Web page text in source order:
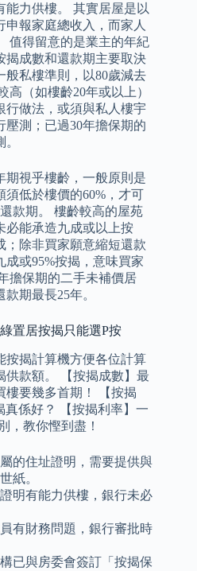
力供樓。 其實居屋是以
申報家庭總收入，而家人
值得留意的是業主的年紀
揭成數和還款期主要取決
般私樓準則，以80歲減去
（如樓齡20年或以上）
行做法，或須與私人樓宇
壓測；已過30年擔保期的
期視乎樓齡，一般原則是
低於樓價的60%，才可
款期。 樓齡較高的屋苑
必能承造九成或以上按
；除非買家願意縮短還款
或95%按揭，意味買家
擔保期的二手未補價居
期最長25年。
置居按揭只能選P按
按揭計算機方便各位計算
供款額。 【按揭成數】最
樓要幾多首期！ 【按揭
真係好？ 【按揭利率】一
，教你慳到盡！
的住址證明，需要提供與
紙。
明有能力供樓，銀行未必
有財務問題，銀行審批時
已與房委會簽訂「按揭保